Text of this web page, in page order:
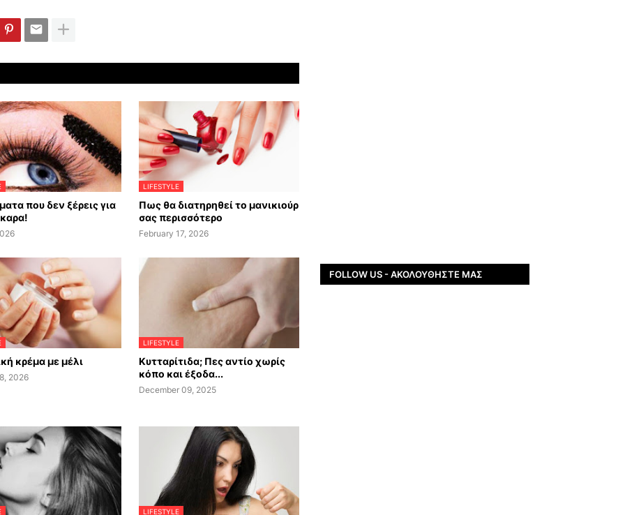
που δεν ξέρεις για
LIFESTYLE
Πως θα διατηρηθεί το μανικιούρ
σας περισσότερο
February 17, 2026
κρέμα με μέλι
2026
LIFESTYLE
Κυτταρίτιδα; Πες αντίο χωρίς
κόπο και έξοδα...
December 09, 2025
LIFESTYLE
FOLLOW US - ΑΚΟΛΟΥΘΉΣΤΕ ΜΑΣ